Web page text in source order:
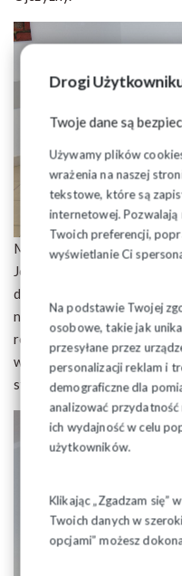
Drogi
Twoje dane są
Używamy plików
wrażenia na naszej
tekstowe, które są
internetowej. Pozwalają
Twoich preferencji,
wyświetlanie Ci
Na podstawie Twojej
osobowe, takie jak
przesyłane przez
personalizacji reklam i
demograficzne dla
analizować
ich wydajność w celu
użytkowników.
Klikając „Zgadzam się”
Twoich danych w
opcjami” możesz
Mając to na względzie,
Józef Mozolewski
dotyka również nas
nie stoi z boku, tak jak
robimy wszystko co
wojennym, a
starszym”.